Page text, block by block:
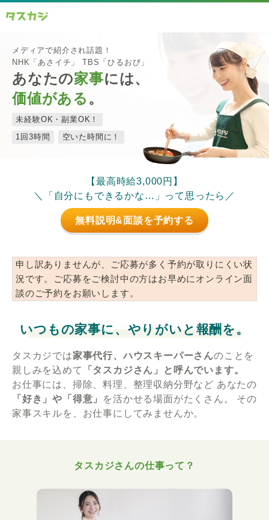
メディアで紹介され話題！
NHK「あさイチ」 TBS「ひるおび」
あなたの家事には、
価値がある 。
未経験OK・副業OK！
1回3時間
空いた時間に！
【最高時給3,000円】
＼「自分にもできるかな…」って思ったら／
無料説明&面談を予約する
申し訳ありませんが、ご応募が多く予約が取りにくい状
況です。ご応募をご検討中の方はお早めにオンライン面
談のご予約をお願いします。
いつもの家事に、やりがいと報酬を。
タスカジでは家事代行、ハウスキーパーさんのことを
親しみを込めて
「タスカジさん」と呼んでいます。
お仕事には、掃除、料理、整理収納分野など あなたの
「好き」や「得意」
を活かせる場面がたくさん。
その
家事スキルを、お仕事にしてみませんか。
タスカジさんの仕事って？